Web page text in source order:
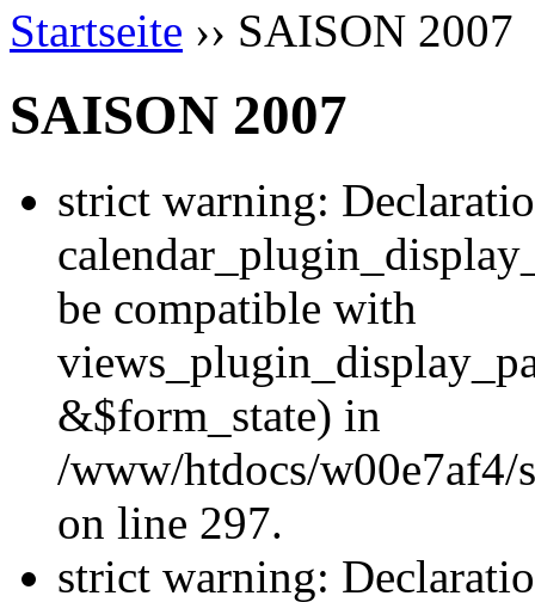
Startseite ›› SAISON 2007
SAISON 2007
strict warning:
be compatible with
&$form_state) in
/www/htdocs/w00e7af4/
on line 297.
strict warning: